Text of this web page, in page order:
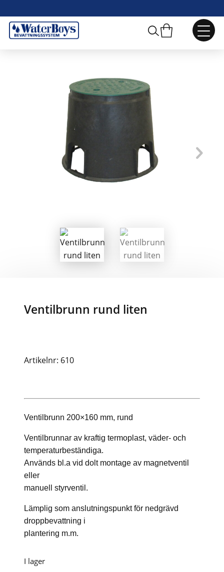
Webbshop / Pumpar, Ventiler och Tillbehör Ventilbrunnar
Ventilbrunn rund liten
Artikelnr: 610
Ventilbrunn 200×160 mm, rund
Ventilbrunnar av kraftig termoplast, väder- och
temperaturbeständiga.
Används bl.a vid dolt montage av magnetventil
eller
manuell styrventil.
Lämplig som anslutningspunkt för nedgrävd
droppbevattning i
plantering m.m.
I lager